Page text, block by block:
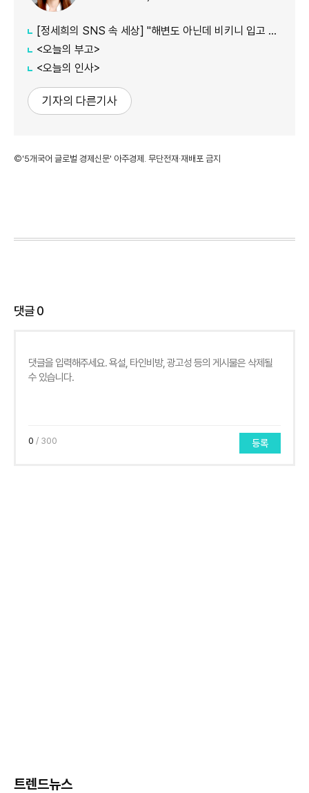
[정세희의 SNS 속 세상] "해변도 아닌데 비키니 입고 마트까지?"…해운대 '수영복 외출' 갑론을박
<오늘의 부고>
<오늘의 인사>
기자의 다른기사
©'5개국어 글로벌 경제신문' 아주경제. 무단전재·재배포 금지
댓글0
0 / 300 등록
트렌드뉴스